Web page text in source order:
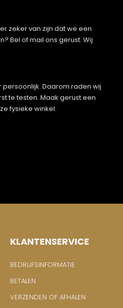
zeker van zijn dat we een
Bel of mail ons gerust. Wij
persoonlijk. Daarom raden wij
te testen. Maak gerust een
fysieke winkel:
KLANTENSERVICE
BEDRIJFSINFORMATIE
BETALEN
VERZENDEN OF AFHALEN